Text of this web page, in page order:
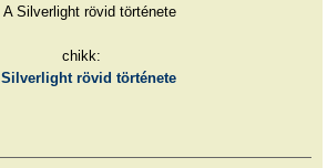
chikk:
rövid története